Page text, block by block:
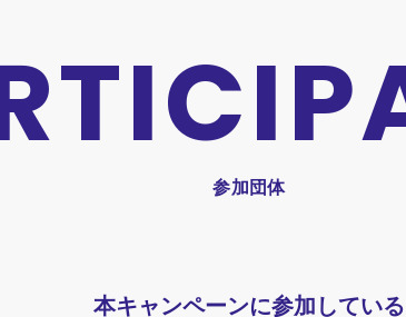
参加団体
本キャンペーンに参加している